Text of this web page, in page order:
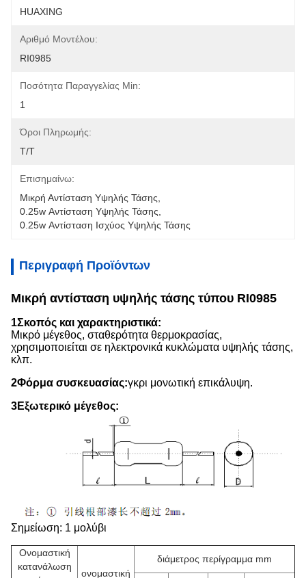
HUAXING
Αριθμό Μοντέλου:
RI0985
Ποσότητα Παραγγελίας Min:
1
Όροι Πληρωμής:
Τ/Τ
Επισημαίνω:
Μικρή Αντίσταση Υψηλής Τάσης
0.25w Αντίσταση Υψηλής Τάσης
0.25w Αντίσταση Ισχύος Υψηλής Τάσης
Περιγραφή Προϊόντων
Μικρή αντίσταση υψηλής τάσης τύπου RI0985
1Σκοπός και χαρακτηριστικά:
Μικρό μέγεθος, σταθερότητα θερμοκρασίας,
χρησιμοποιείται σε ηλεκτρονικά κυκλώματα υψηλής τάσης,
κλπ.
2Φόρμα συσκευασίας:γκρι μονωτική επικάλυψη.
3Εξωτερικό μέγεθος:
Σημείωση: 1 μολύβι
Ονομαστική
κατανάλωση
ονομαστική
διάμετρος περίγραμμα mm